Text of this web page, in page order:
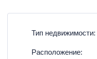
Тип недвижимости:
Расположение: